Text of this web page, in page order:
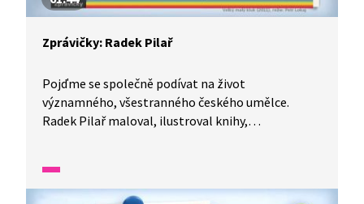
Zprávičky: Radek Pilař
Pojďme se společně podívat na život
významného, všestranného českého umělce.
Radek Pilař maloval, ilustroval knihy,
právě on. Ilustroval přes padesát knížek pro děti,
které vyšly po celém světě. Podílel se také